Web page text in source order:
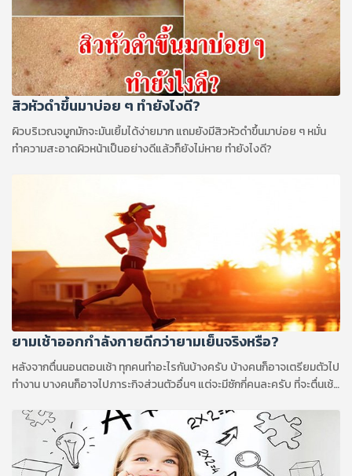
สิวหัวดำขึ้นมาบ่อย ๆ ทำยังไงดี?
ผิวบริเวณจมูกมักจะมันเยิ้มได้ง่ายมาก แถมยังมีสิวหัวดำขึ้นมาบ่อย ๆ หมั่น
ทำความสะอาดผิวหน้าเป็นอย่างดีแล้วก็ยังไม่หาย ทำยังไงดี?
ยามเช้าออกกำลังกายดีกว่ายามเย็นจริงหรือ?
หลังจากตื่นนอนตอนเช้า ทุกคนทำอะไรกันบ้างครับ บ้างคนก็อาจเตรียมตัวไป
ทำงาน บางคนก็อาจไปภาระกิจส่วนตัวอื่นๆ แต่จะมีซักกี่คนละครับ ที่จะตื่นเช้า